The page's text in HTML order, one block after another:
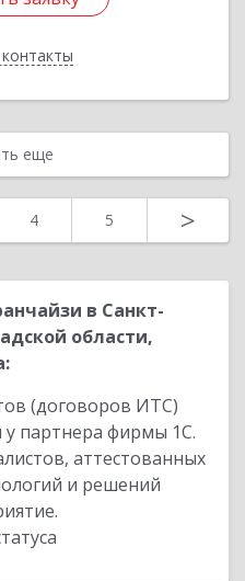
еще
4 5 >
в Санкт-
области,
(договоров ИТС)
партнера фирмы 1С.
аттестованных
и решений